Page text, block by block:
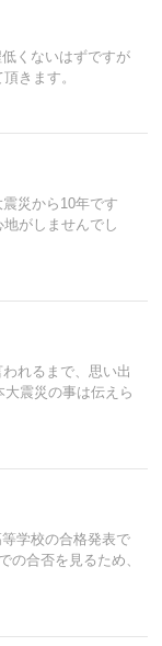
くないはずですが
きます。
災から10年です
がしませんでし
れるまで、思い出
震災の事は伝えら
学校の合格発表で
合否を見るため、